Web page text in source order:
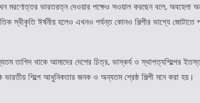
মরণোত্তর ভারতরত্ন দেওয়ার পক্ষেও সওয়াল করছেন বলে, অবহেলা
ঈর্ষনীয় হলেও এখনও পর্যন্ত কোনও শিল্পীর ভাগ্যে জোটাতে
তাগিদ থাকে আমাদের দেশের চিত্র, ভাস্কর্য ও স্থাপত্যশিল্পের
শিল্পে আধুনিকতার জনক ও অন্যতম শ্রেষ্ঠ শিল্পী মনে করা হয়।